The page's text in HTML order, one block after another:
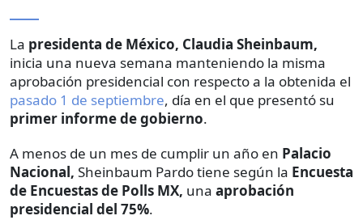
La presidenta de México, Claudia Sheinbaum,
inicia una nueva semana manteniendo la misma
aprobación presidencial con respecto a la obtenida el
pasado 1 de septiembre, día en el que presentó su
primer informe de gobierno.
A menos de un mes de cumplir un año en Palacio
Nacional, Sheinbaum Pardo tiene según la Encuesta
de Encuestas de Polls MX, una aprobación
presidencial del 75%.